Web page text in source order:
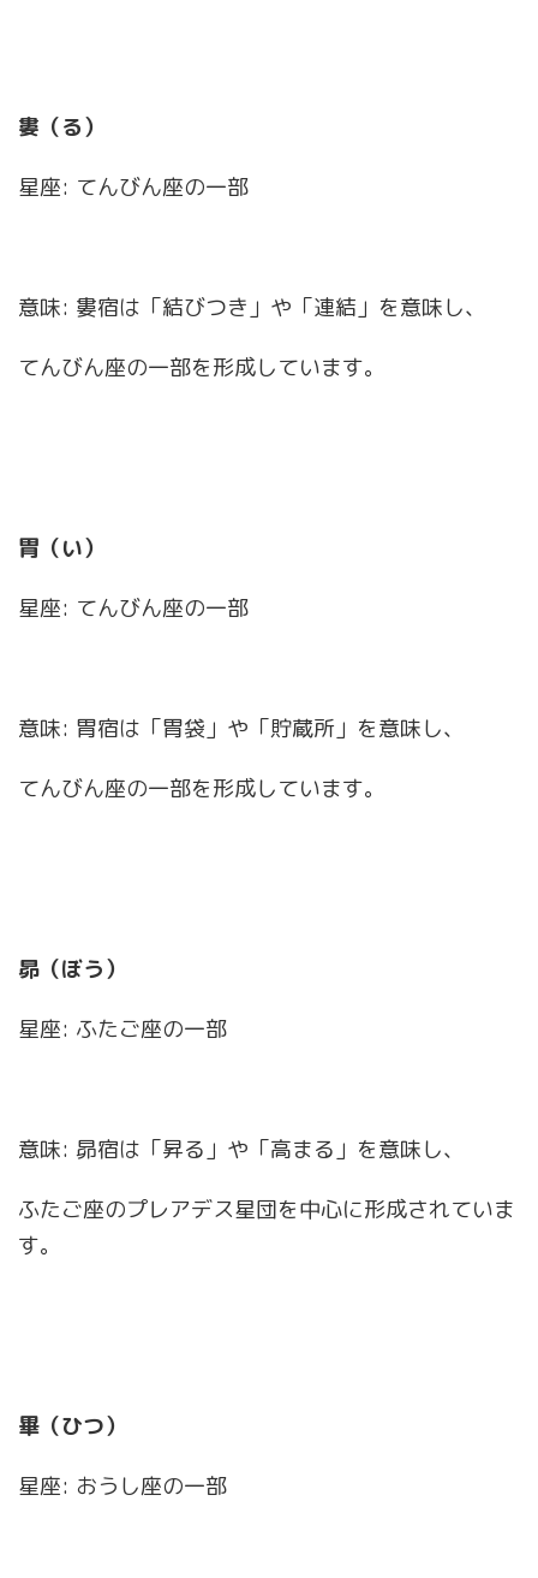
婁（る）
星座: てんびん座の一部
意味: 婁宿は「結びつき」や「連結」を意味し、
てんびん座の一部を形成しています。
胃（い）
星座: てんびん座の一部
意味: 胃宿は「胃袋」や「貯蔵所」を意味し、
てんびん座の一部を形成しています。
昴（ぼう）
星座: ふたご座の一部
意味: 昴宿は「昇る」や「高まる」を意味し、
ふたご座のプレアデス星団を中心に形成されていま
す。
畢（ひつ）
星座: おうし座の一部